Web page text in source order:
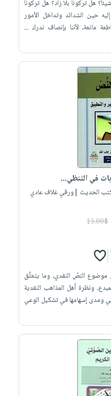
هل تركونا بلا زاد؟ هل تركونا
حين الشدائد وتداخل الأمور
مانعة، لأننا بإنصاف ندرك ...
في التنظي...
الحديث |ورقي غلاف عادي
15.00$
موضوع النصّ النقدي، وما يتعلّق
ونظرة أهل المذاهب النقدية
ومدى إسهامها في تشكيل الوعي